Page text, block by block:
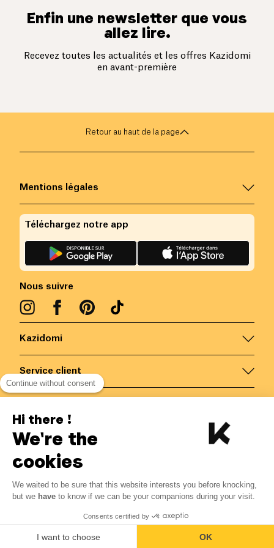
Enfin une newsletter que vous
allez lire.
Recevez toutes les actualités et les offres Kazidomi
en avant-première
28.96€ 24.62€ -15% ?
Economisez 4.34 € avec K+
Ajouter au panier
Retour au haut de la page
Kazidomi
Service client
Mentions légales
Nous suivre
Téléchargez notre app
Belgique/FR
Tous droits réservés
Continue without consent
Hi there !
We're the
cookies
We waited to be sure that this website interests you before knocking,
but we have to know if we can be your companions during your visit.
Consents certified by
I want to choose OK